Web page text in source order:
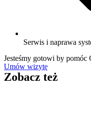
Serwis i naprawa
Jesteśmy gotowi by
Umów wizytę
Zobacz też